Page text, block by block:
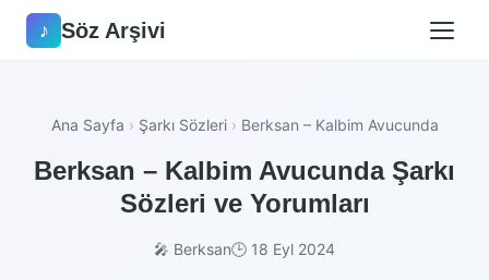
♪ Söz Arşivi
Ana Sayfa › Şarkı Sözleri › Berksan – Kalbim Avucunda
Berksan – Kalbim Avucunda Şarkı
Sözleri ve Yorumları
🎤 Berksan🕒 18 Eyl 2024